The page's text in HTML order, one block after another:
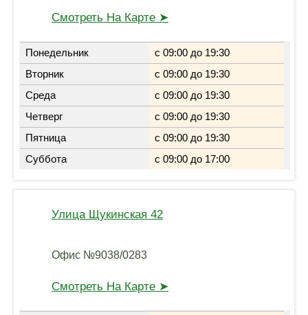
Смотреть На Карте ➤
Понедельник
с 09:00 до 19:30
Вторник
с 09:00 до 19:30
Среда
с 09:00 до 19:30
Четверг
с 09:00 до 19:30
Пятница
с 09:00 до 19:30
Суббота
с 09:00 до 17:00
Улица Щукинская 42
Офис №9038/0283
Смотреть На Карте ➤